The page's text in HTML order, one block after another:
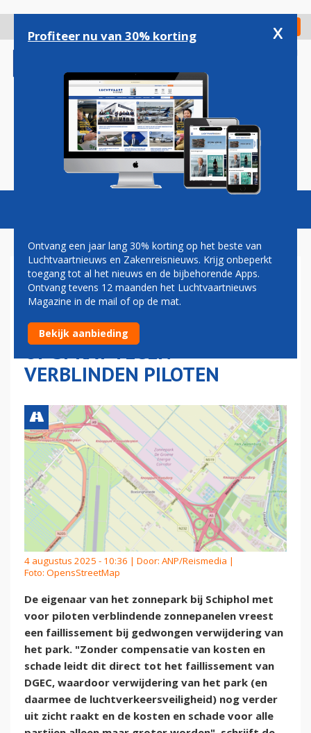
gaan
Check in
Magazine Podcasts Vacatures
EIGENAAR ZONNEPARK BIJ
SCHIPHOL VREEST VOOR
BANKROET, HOOPT OP FOLIE
OF SPRAY TEGEN
VERBLINDEN PILOTEN
4 augustus 2025 - 10:36 | Door: ANP/Reismedia |
Foto: OpensStreetMap
De eigenaar van het zonnepark bij Schiphol met
voor piloten verblindende zonnepanelen vreest
een faillissement bij gedwongen verwijdering van
het park. "Zonder compensatie van kosten en
schade leidt dit direct tot het faillissement van
DGEC, waardoor verwijdering van het park (en
daarmee de luchtverkeersveiligheid) nog verder
uit zicht raakt en de kosten en schade voor alle
Profiteer nu van 30% korting x
Ontvang een jaar lang 30% korting op het beste van
Luchtvaartnieuws en Zakenreisnieuws. Krijg onbeperkt
toegang tot al het nieuws en de bijbehorende Apps.
Ontvang tevens 12 maanden het Luchtvaartnieuws
Magazine in de mail of op de mat.
Bekijk aanbieding